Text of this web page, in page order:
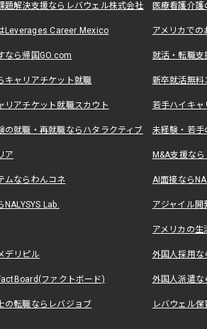
題解決支援ならレバウェル株式会社 医療看護介
Leverages Career Mexico アメリカで
なら帰国GO.com 就活・転職
キャリアチケット就職 新卒就活無料
リアチケット就職スカウト 若手ハイキ
の就職・再就職ならハタラクティブ 未経験・若手
ア M&A支援な
ムならわんコネ AI面接なら
Lab. アジャイル
アメリカの
デリピル 外国人採用
ファクトボード) 外国人派遣な
の転職ならレバジョブ レバウェル